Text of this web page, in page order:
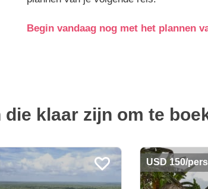
Begin vandaag nog met het plannen
klaar zijn om te
USD 150/